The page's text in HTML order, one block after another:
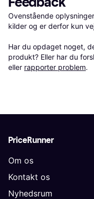
Ovenstående
kilder og er derfor kun
Har du opdaget noget,
produkt? Eller har du
eller rapporter problem.
PriceRunner
Om os
Kontakt os
Nyhedsrum